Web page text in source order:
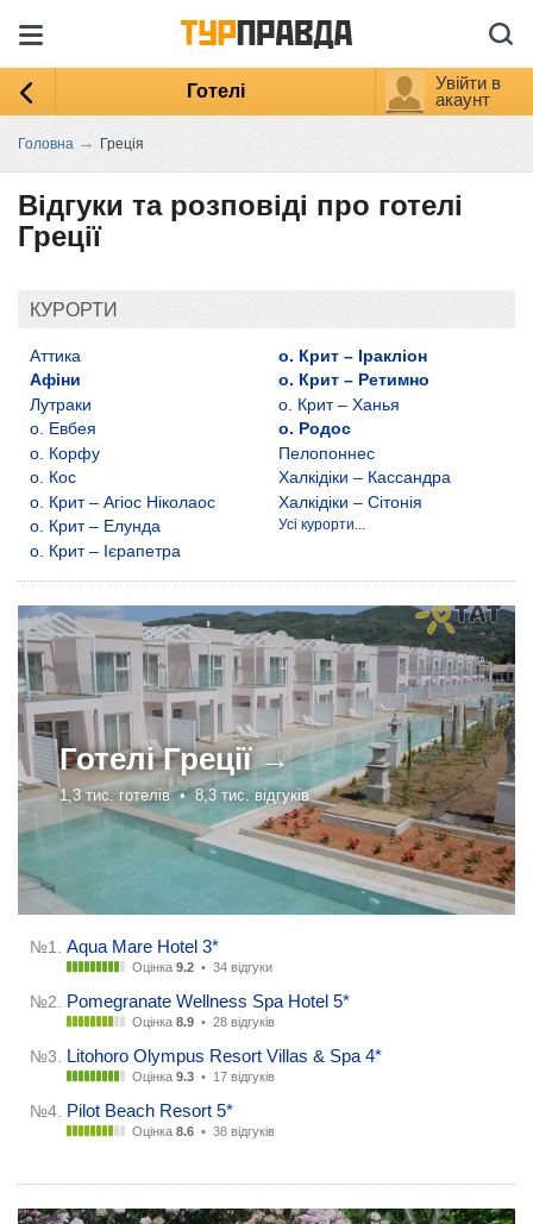
Готелі
Увійти в
акаунт
Головна → Греція
Відгуки та розповіді про готелі
Греції
КУРОРТИ
Аттика
Афіни
Лутраки
о. Евбея
о. Корфу
о. Кос
о. Крит – Агіос Ніколаос
о. Крит – Елунда
о. Крит – Ієрапетра
о. Крит – Іракліон
о. Крит – Ретимно
о. Крит – Ханья
о. Родос
Пелопоннес
Халкідіки – Кассандра
Халкідіки – Сітонія
Усі курорти...
ГотеліГреції →
1,3 тис. готелів •8,3 тис. відгуків
№1. Aqua Mare Hotel 3*
Оцінка 9.2 • 34 відгуки
№2. Pomegranate Wellness Spa Hotel 5*
Оцінка 8.9 • 28 відгуків
№3. Litohoro Olympus Resort Villas & Spa 4*
Оцінка 9.3 • 17 відгуків
№4. Pilot Beach Resort 5*
Оцінка 8.6 • 38 відгуків